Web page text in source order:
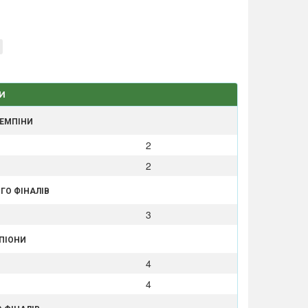
2
2
ФІНАЛІВ
3
4
4